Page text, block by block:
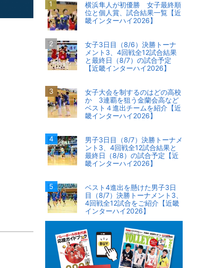
横浜隼人が初優勝 女子最終順
位と個人賞、試合結果一覧【近
畿インターハイ2026】
女子3日目（8/6）決勝トーナ
メント3、4回戦全12試合結果
と最終日（8/7）の試合予定
【近畿インターハイ2026】
女子大会を制するのはどの高校
か 3連覇を狙う金蘭会高など
ベスト４進出チームを紹介【近
畿インターハイ2026】
男子3日目（8/7）決勝トーナメ
ント3、4回戦全12試合結果と
最終日（8/8）の試合予定【近
畿インターハイ2026】
ベスト4進出を懸けた男子3日
目（8/7）決勝トーナメント3、
4回戦全12試合をご紹介【近畿
インターハイ2026】